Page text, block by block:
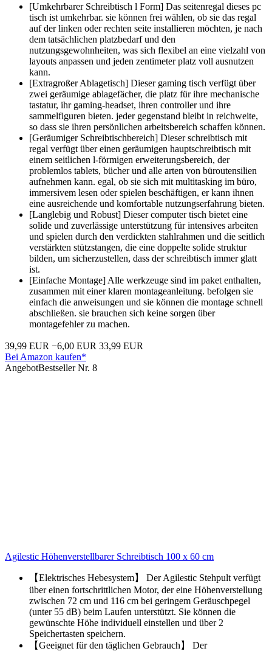
[Umkehrbarer Schreibtisch l Form] Das seitenregal dieses pc
tisch ist umkehrbar. sie können frei wählen, ob sie das regal
auf der linken oder rechten seite installieren möchten, je nach
dem tatsächlichen platzbedarf und den
nutzungsgewohnheiten, was sich flexibel an eine vielzahl von
layouts anpassen und jeden zentimeter platz voll ausnutzen
kann.
[Extragroßer Ablagetisch] Dieser gaming tisch verfügt über
zwei geräumige ablagefächer, die platz für ihre mechanische
tastatur, ihr gaming-headset, ihren controller und ihre
sammelfiguren bieten. jeder gegenstand bleibt in reichweite,
so dass sie ihren persönlichen arbeitsbereich schaffen können.
[Geräumiger Schreibtischbereich] Dieser schreibtisch mit
regal verfügt über einen geräumigen hauptschreibtisch mit
einem seitlichen l-förmigen erweiterungsbereich, der
problemlos tablets, bücher und alle arten von büroutensilien
aufnehmen kann. egal, ob sie sich mit multitasking im büro,
immersivem lesen oder spielen beschäftigen, er kann ihnen
eine ausreichende und komfortable nutzungserfahrung bieten.
[Langlebig und Robust] Dieser computer tisch bietet eine
solide und zuverlässige unterstützung für intensives arbeiten
und spielen durch den verdickten stahlrahmen und die seitlich
verstärkten stützstangen, die eine doppelte solide struktur
bilden, um sicherzustellen, dass der schreibtisch immer glatt
ist.
[Einfache Montage] Alle werkzeuge sind im paket enthalten,
zusammen mit einer klaren montageanleitung. befolgen sie
einfach die anweisungen und sie können die montage schnell
abschließen. sie brauchen sich keine sorgen über
montagefehler zu machen.
39,99 EUR −6,00 EUR 33,99 EUR
Bei Amazon kaufen*
AngebotBestseller Nr. 8
Agilestic Höhenverstellbarer Schreibtisch 100 x 60 cm
【Elektrisches Hebesystem】 Der Agilestic Stehpult verfügt
über einen fortschrittlichen Motor, der eine Höhenverstellung
zwischen 72 cm und 116 cm bei geringem Geräuschpegel
(unter 55 dB) beim Laufen unterstützt. Sie können die
gewünschte Höhe individuell einstellen und über 2
Speichertasten speichern.
【Geeignet für den täglichen Gebrauch】 Der